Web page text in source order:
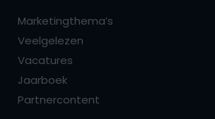
Marketingthema’s
Veelgelezen
Vacatures
Jaarboek
Partnercontent